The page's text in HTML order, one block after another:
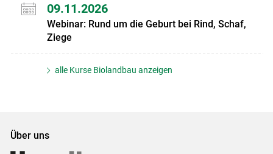
09.11.2026
Webinar: Rund um die Geburt bei Rind, Schaf,
Ziege
alle Kurse Biolandbau anzeigen
Über uns